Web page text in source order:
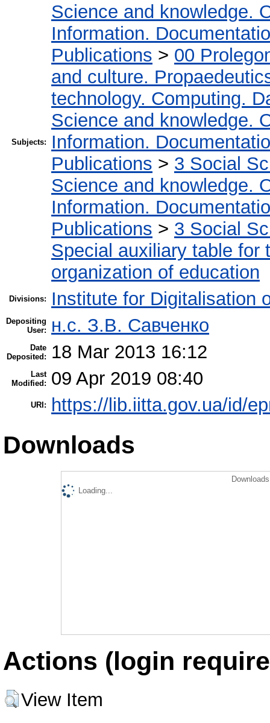
Subjects:
Science and knowledge.
Information.
Publications > 00
and culture.
technology. Computing.
Science and knowledge.
Information.
Publications > 3 Social
Science and knowledge.
Information.
Publications > 3 Social
Special auxiliary table for
organization of education
Divisions: Institute for Digitalisation
Depositing
User:
н.с. З.В. Савченко
Date
Deposited:
18 Mar 2013 16:12
Last
Modified:
09 Apr 2019 08:40
URI: https://lib.iitta.gov.ua/id/
Downloads
Loading...
Actions (login
View Item